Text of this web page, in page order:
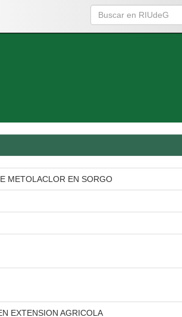
METOLACLOR EN SORGO
EXTENSION AGRICOLA